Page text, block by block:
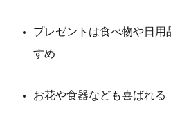
プレゼントは食べ物や日用
すめ
お花や食器なども喜ばれる